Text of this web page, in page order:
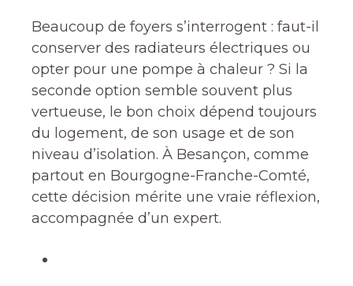
Beaucoup de foyers s’interrogent : faut-il
conserver des radiateurs électriques ou
opter pour une pompe à chaleur ? Si la
seconde option semble souvent plus
vertueuse, le bon choix dépend toujours
du logement, de son usage et de son
niveau d’isolation. À Besançon, comme
partout en Bourgogne-Franche-Comté,
cette décision mérite une vraie réflexion,
accompagnée d’un expert.